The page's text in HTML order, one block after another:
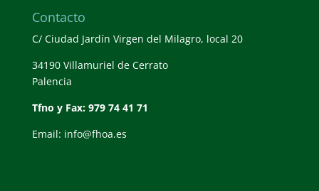
Contacto
C/ Ciudad Jardín Virgen del Milagro, local 20
34190 Villamuriel de Cerrato
Palencia
Tfno y Fax: 979 74 41 71
Email: info@fhoa.es